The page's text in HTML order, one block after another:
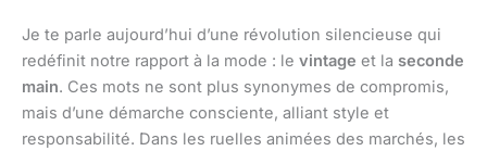
Je te parle aujourd’hui d’une révolution silencieuse qui
redéfinit notre rapport à la mode : le vintage et la seconde
main. Ces mots ne sont plus synonymes de compromis,
mais d’une démarche consciente, alliant style et
responsabilité. Dans les ruelles animées des marchés, les